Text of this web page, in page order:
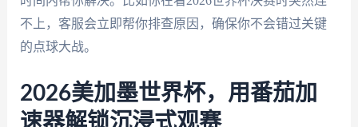
不上，客服会立即帮你排查原因，确保你不会错过关键
的点球大战。
2026美加墨世界杯，用番茄加
速器解锁沉浸式观赛